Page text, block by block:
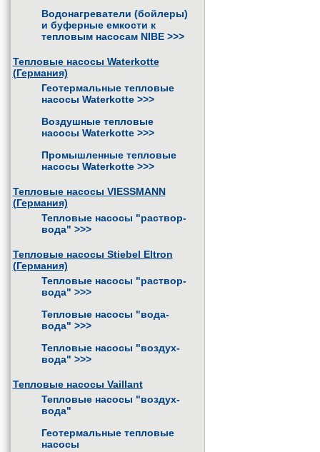
Водонагреватели (бойлеры)
и буферные емкости к
тепловым насосам NIBE >>>
Тепловые насосы Waterkotte
(Германия)
Геотермальные тепловые
насосы Waterkotte >>>
Воздушные тепловые
насосы Waterkotte >>>
Промышленные тепловые
насосы Waterkotte >>>
Тепловые насосы VIESSMANN
(Германия)
Тепловые насосы "раствор-
вода" >>>
Тепловые насосы Stiebel Eltron
(Германия)
Тепловые насосы "раствор-
вода" >>>
Тепловые насосы "вода-
вода" >>>
Тепловые насосы "воздух-
вода" >>>
Тепловые насосы Vaillant
Тепловые насосы "воздух-
вода"
Геотермальные тепловые
насосы